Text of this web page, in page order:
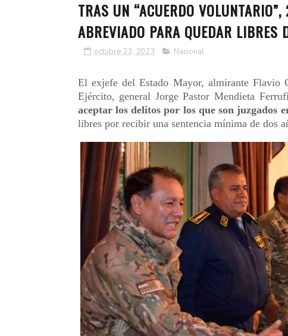
TRAS UN “ACUERDO
ABREVIADO PARA QUEDAR LIBRES
octubre 23, 2023 Nacional
El exjefe del Estado Mayor, almirante Flavio
Ejército, general Jorge Pastor Mendieta
aceptar los delitos por los que son juzgados
libres por recibir una sentencia mínima de dos